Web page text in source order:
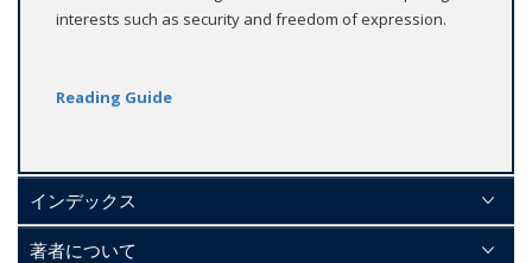
interests such as security and freedom of expression.
Reading Guide
インデックス
著者について